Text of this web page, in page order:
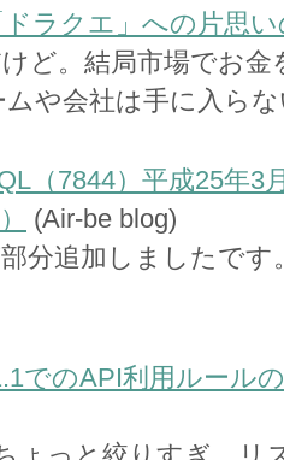
ラクエ」への片思い
ど。結局市場でお
や会社は手に入ら
（7844）平成25年3
(Air-be blog)
分追加しましたです
でのAPI利用ルール